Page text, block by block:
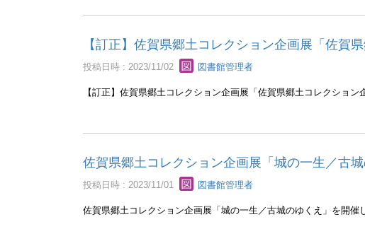
【訂正】佐賀県郷土コレクション企画展「佐賀
投稿日時 : 2023/11/02 図書館管理者
【訂正】佐賀県郷土コレクション企画展「佐賀県郷土コレクショ
佐賀県郷土コレクション企画展「城の一生／古
投稿日時 : 2023/11/01 図書館管理者
佐賀県郷土コレクション企画展「城の一生／古城のゆくえ」を開催